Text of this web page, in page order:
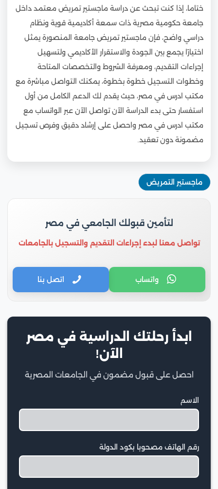
ختاما، إذا كنت تبحث عن دراسة ماجستير تمريض معتمد داخل
جامعة حكومية مصرية ذات سمعة أكاديمية قوية ونظام
دراسي واضح، فإن ماجستير تمريض جامعة المنصورة يمثل
اختيارًا يجمع بين الجودة والاستقرار الأكاديمي ولتسهيل
إجراءات التقديم، ومعرفة الشروط والتخصصات المتاحة
وخطوات التسجيل خطوة بخطوة، يمكنك التواصل مباشرة مع
مكتب ادرس في مصر، حيث يقدم لك الدعم الكامل من أول
استفسار حتى بدء الدراسة الآن تواصل الآن عبر الواتساب مع
مكتب ادرس في مصر واحصل على إرشاد دقيق وفرص تسجيل
مضمونة دون تعقيد.
ماجستير التمريض
لتأمين قبولك الجامعي في مصر
تواصل معنا لبدء إجراءات التقديم والتسجيل بالجامعات
واتساب اتصل بنا
ابدأ رحلتك الدراسية في مصر
الآن!
احصل على قبول مضمون في الجامعات المصرية
الاسم
رقم الهاتف مصحوبا بكود الدولة